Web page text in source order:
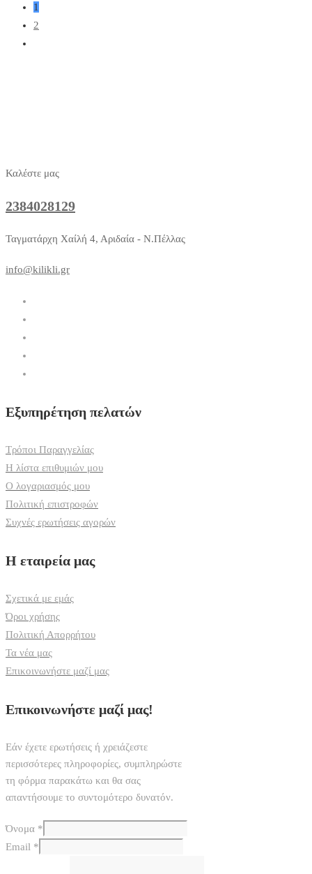
1
2
Καλέστε μας
2384028129
Ταγματάρχη Χαίλή 4, Αριδαία - Ν.Πέλλας
info@kilikli.gr
Εξυπηρέτηση πελατών
Τρόποι Παραγγελίας
Η λίστα επιθυμιών μου
Ο λογαριασμός μου
Πολιτική επιστροφών
Συχνές ερωτήσεις αγορών
Η εταιρεία μας
Σχετικά με εμάς
Όροι χρήσης
Πολιτική Απορρήτου
Τα νέα μας
Επικοινωνήστε μαζί μας
Επικοινωνήστε μαζί μας!
Εάν έχετε ερωτήσεις ή χρειάζεστε
περισσότερες πληροφορίες, συμπληρώστε
τη φόρμα παρακάτω και θα σας
απαντήσουμε το συντομότερο δυνατόν.
Όνομα *
Email *